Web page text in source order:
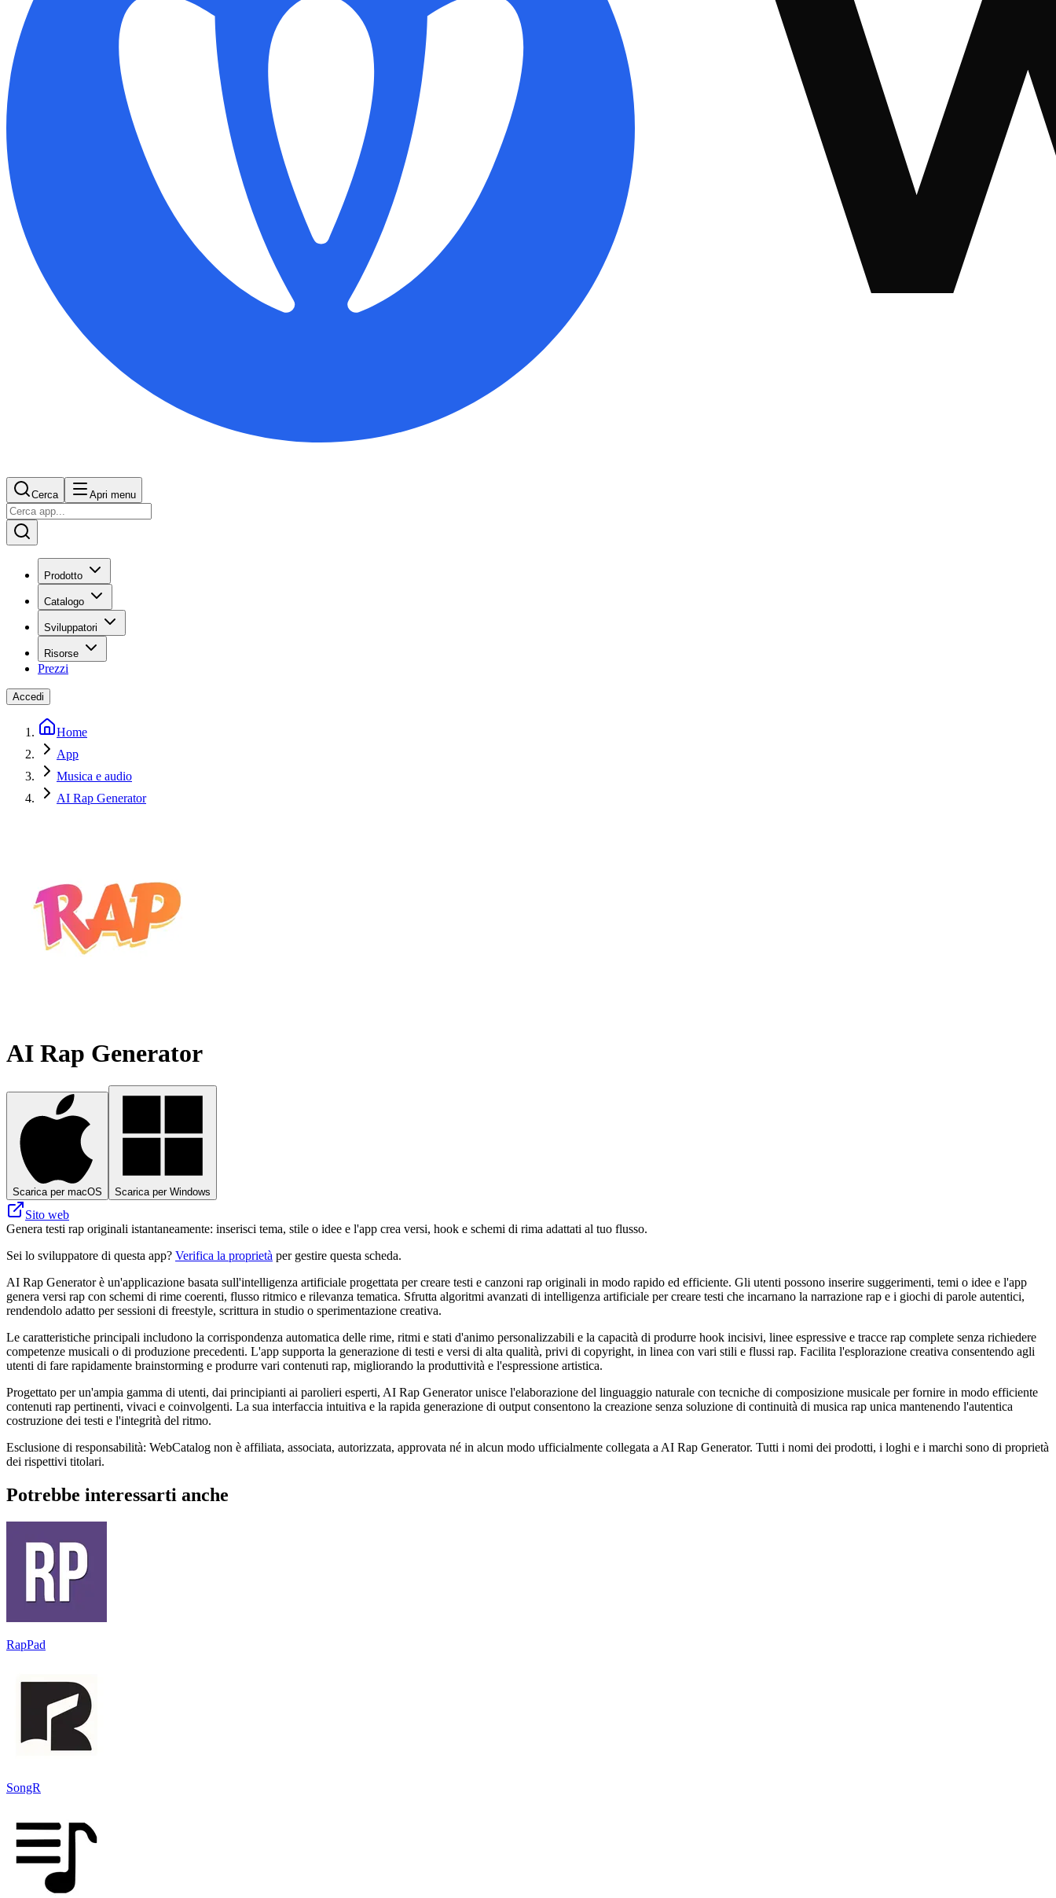
Cerca Apri menu
Prodotto
Catalogo
Sviluppatori
Risorse
Prezzi
Accedi
Home
App
Musica e audio
AI Rap Generator
AI Rap Generator
Scarica per macOS Scarica per Windows
Sito web
Genera testi rap originali istantaneamente: inserisci tema, stile o idee e l'app crea versi, hook e schemi di rima adattati al tuo flusso.
Sei lo sviluppatore di questa app? Verifica la proprietà per gestire questa scheda.
AI Rap Generator è un'applicazione basata sull'intelligenza artificiale progettata per creare testi e canzoni rap originali in modo rapido ed efficiente. Gli utenti possono inserire suggerimenti, temi o idee e l'app
genera versi rap con schemi di rime coerenti, flusso ritmico e rilevanza tematica. Sfrutta algoritmi avanzati di intelligenza artificiale per creare testi che incarnano la narrazione rap e i giochi di parole autentici,
rendendolo adatto per sessioni di freestyle, scrittura in studio o sperimentazione creativa.
Le caratteristiche principali includono la corrispondenza automatica delle rime, ritmi e stati d'animo personalizzabili e la capacità di produrre hook incisivi, linee espressive e tracce rap complete senza richiedere
competenze musicali o di produzione precedenti. L'app supporta la generazione di testi e versi di alta qualità, privi di copyright, in linea con vari stili e flussi rap. Facilita l'esplorazione creativa consentendo agli
utenti di fare rapidamente brainstorming e produrre vari contenuti rap, migliorando la produttività e l'espressione artistica.
Progettato per un'ampia gamma di utenti, dai principianti ai parolieri esperti, AI Rap Generator unisce l'elaborazione del linguaggio naturale con tecniche di composizione musicale per fornire in modo efficiente
contenuti rap pertinenti, vivaci e coinvolgenti. La sua interfaccia intuitiva e la rapida generazione di output consentono la creazione senza soluzione di continuità di musica rap unica mantenendo l'autentica
costruzione dei testi e l'integrità del ritmo.
Esclusione di responsabilità: WebCatalog non è affiliata, associata, autorizzata, approvata né in alcun modo ufficialmente collegata a AI Rap Generator. Tutti i nomi dei prodotti, i loghi e i marchi sono di proprietà
dei rispettivi titolari.
Potrebbe interessarti anche
RapPad
SongR